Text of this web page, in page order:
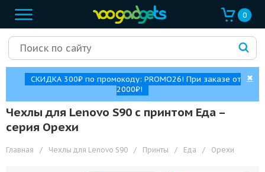
0
СКИДКА 300₽ по промокоду: PROMO26! При заказе от
2000₽!
✖
Чехлы для Lenovo S90 с принтом Еда –
cерия Орехи
Главная / Чехлы для Lenovo S90 / Принты / Еда / Орехи